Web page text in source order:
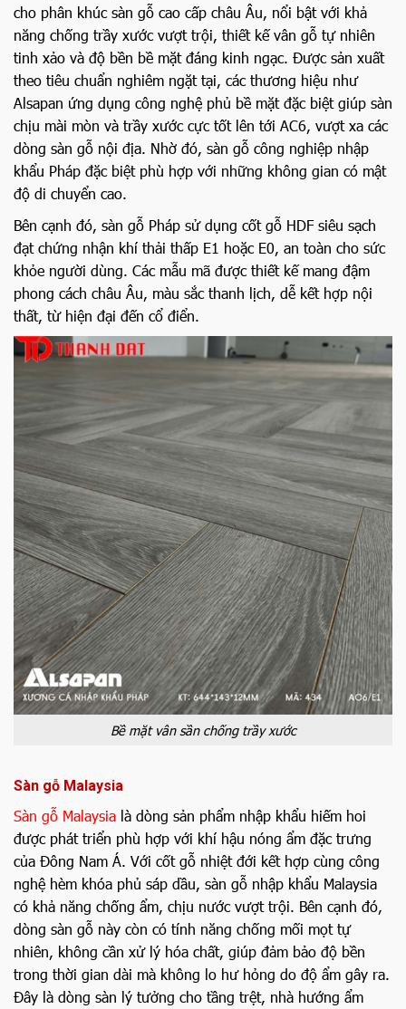
cho phân khúc sàn gỗ cao cấp châu Âu, nổi bật với khả
năng chống trầy xước vượt trội, thiết kế vân gỗ tự nhiên
tinh xảo và độ bền bề mặt đáng kinh ngạc. Được sản xuất
theo tiêu chuẩn nghiêm ngặt tại, các thương hiệu như
Alsapan ứng dụng công nghệ phủ bề mặt đặc biệt giúp sàn
chịu mài mòn và trầy xước cực tốt lên tới AC6, vượt xa các
dòng sàn gỗ nội địa. Nhờ đó, sàn gỗ công nghiệp nhập
khẩu Pháp đặc biệt phù hợp với những không gian có mật
độ di chuyển cao.
Bên cạnh đó, sàn gỗ Pháp sử dụng cốt gỗ HDF siêu sạch
đạt chứng nhận khí thải thấp E1 hoặc E0, an toàn cho sức
khỏe người dùng. Các mẫu mã được thiết kế mang đậm
phong cách châu Âu, màu sắc thanh lịch, dễ kết hợp nội
thất, từ hiện đại đến cổ điển.
Bề mặt vân sần chống trầy xước
Sàn gỗ Malaysia
Sàn gỗ Malaysia là dòng sản phẩm nhập khẩu hiếm hoi
được phát triển phù hợp với khí hậu nóng ẩm đặc trưng
của Đông Nam Á. Với cốt gỗ nhiệt đới kết hợp cùng công
nghệ hèm khóa phủ sáp dầu, sàn gỗ nhập khẩu Malaysia
có khả năng chống ẩm, chịu nước vượt trội. Bên cạnh đó,
dòng sàn gỗ này còn có tính năng chống mối mọt tự
nhiên, không cần xử lý hóa chất, giúp đảm bảo độ bền
trong thời gian dài mà không lo hư hỏng do độ ẩm gây ra.
Đây là dòng sàn lý tưởng cho tầng trệt, nhà hướng ẩm